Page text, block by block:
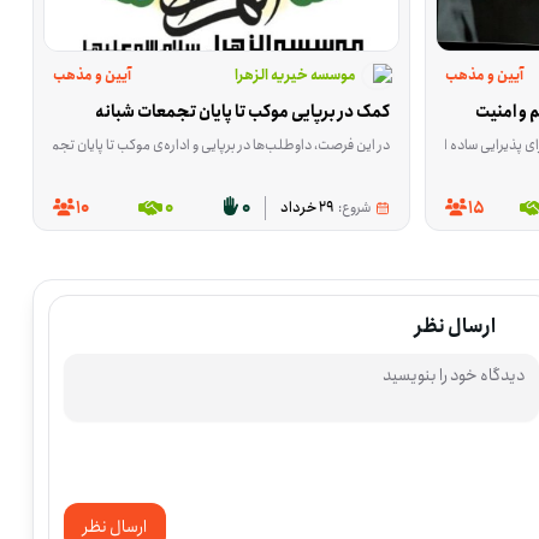
در جمع‌های مردمی و حضور مسئولانه در برنامه‌های شبانه علاقه دارند. اگر مایلید در این فعالیت داوطلب شوید، می‌توانید برای حضور اعلام آمادگی کنید.
نظم‌دادن و پیشبرد کارها کمک کنند. این فعالیت در تنگستانِ استان بوشهر برگزار می‌شود و محور آن کمک به شکل‌گیری یک فضای فرهنگی مذهبی برای مخاطبان برنامه است. با توجه به ماهیت فرصت، افرادی که
آیین و مذهب
و امنیت
برای کسانی است که می‌توانند در آماده‌سازی و توزیع اقلام پذیرایی یا کمک به نظم کار موکب نقش داشته باشند. این فعالیت در هریسِ آذربایجان شرقی انجام می‌شود و محور آن رسیدگی ساده و منظم به افرادی است که در این
15
موسسه خیریه الزهرا آیین و مذهب
کمک در برپایی موکب تا پایان تجمعات شبانه
در این فرصت، داوطلب‌ها در برپایی و اداره‌ی موکب تا پایان تجمعات شبانه کمک می‌کنند؛ از پذیرایی گرفته تا ارائه‌ی خدمات واکس و آماده‌سازی هدایای
شروع: 29 خرداد 0
0
10
ارسال نظر
ارسال نظر